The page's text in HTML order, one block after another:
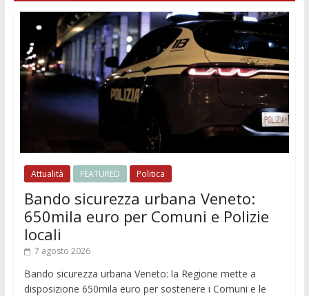
Attualità FEATURED Politica
Bando sicurezza urbana Veneto:
650mila euro per Comuni e Polizie
locali
7 agosto 2026
Bando sicurezza urbana Veneto: la Regione mette a
disposizione 650mila euro per sostenere i Comuni e le